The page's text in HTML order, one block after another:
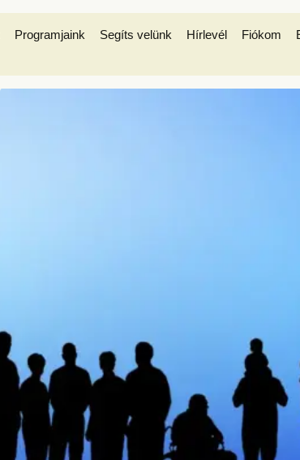
Programjaink Segíts velünk Hírlevél Fiókom